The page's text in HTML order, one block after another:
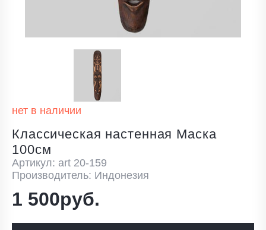
нет в наличии
Классическая настенная Маска
100см
Артикул: art 20-159
Производитель: Индонезия
1 500руб.